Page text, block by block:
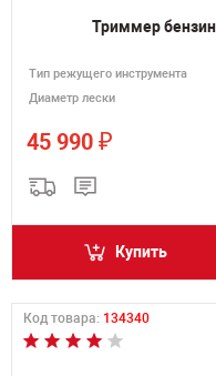
Триммер
Тип режущего инструмента
Диаметр лески
45 990 ₽
Купить
Код товара: 134340